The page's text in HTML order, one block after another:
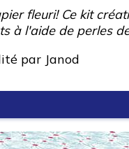
fleuri! Ce kit
à l'aide de perles
par Janod